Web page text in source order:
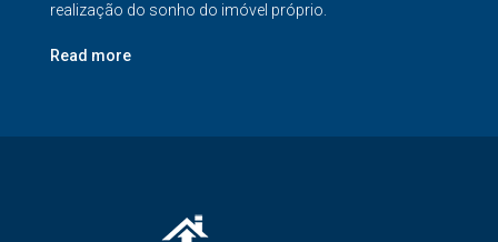
realização do sonho do imóvel próprio.
Read more